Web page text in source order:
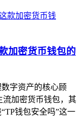
加密货币钱包的
字资产的核心顾
流加密货币钱包，其
钱包安全吗”这一